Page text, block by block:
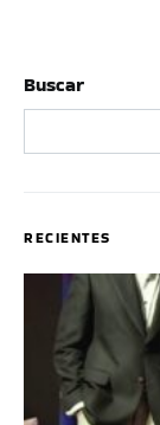
Buscar
RECIENTES